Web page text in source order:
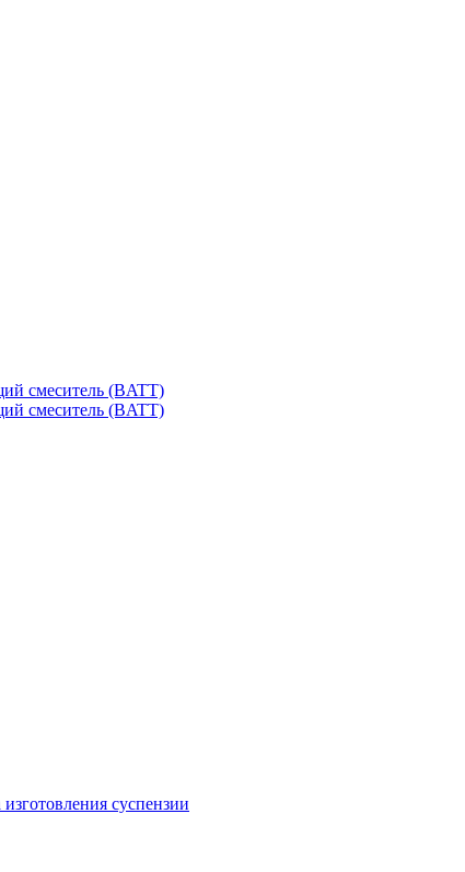
смеситель (BATT)
смеситель (BATT)
суспензии